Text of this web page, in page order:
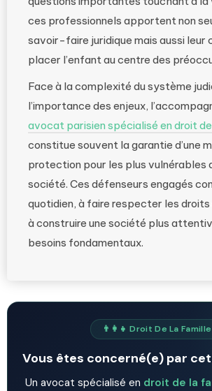
ces professionnels apportent non
savoir-faire juridique mais aussi leur
placer l’enfant au centre des
Face à la complexité du système
l’importance des enjeux,
avocat parisien spécialisé en droit
constitue souvent la garantie d’une
protection pour les plus vulnérables
société. Ces défenseurs engagés
quotidien, à faire respecter les
à construire une société plus
besoins fondamentaux.
👨‍👩‍👧 Droit De La Famille
Vous êtes concerné(e) par
Un avocat spécialisé en droit de la